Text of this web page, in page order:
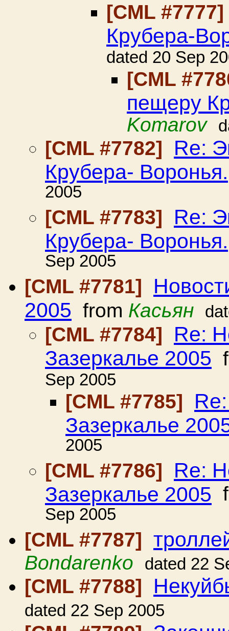
[CML #7777]
Крубера-
dated 20 Sep
[CML
пещеру
Komarov
[CML #7782] Re:
Крубера- Воронья.
2005
[CML #7783]
Re:
Крубера- Воронья.
Sep 2005
[CML #7781]
2005 from Касьян
[CML #7784]
Re:
Зазеркалье 2005
Sep 2005
[CML #7785]
Зазеркалье
2005
[CML #7786]
Re:
Зазеркалье 2005
Sep 2005
[CML #7787]
Bondarenko dated 22
[CML #7788]
dated 22 Sep 2005